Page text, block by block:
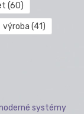
(60)
výroba (41)
systémy